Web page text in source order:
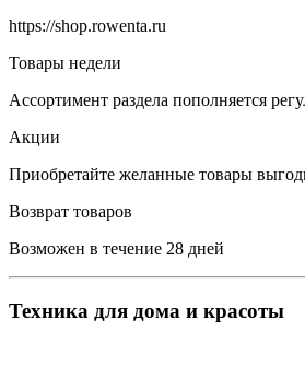
https://shop.rowenta.ru
Товары недели
Ассортимент раздела пополняется
Акции
Приобретайте желанные товары
Возврат товаров
Возможен в течение 28 дней
Техника для дома и красоты